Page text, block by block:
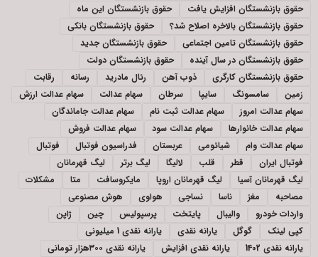
حقوق بازنشستگان افزایش یافت
حقوق بازنشستگان این ماه
حقوق بازنشستگان بالاخره اصلاح شد؟
حقوق بازنشستگان بانکی
حقوق بازنشستگان تامین اجتماعی
حقوق بازنشستگان جدید
حقوق بازنشستگان در سال آینده
حقوق بازنشستگان دولت
حقوق بازنشستگان کارگری
ذوب آهن رئال مادرید رسانه
رقابت
زمین
سامسونگ سایپا سرطان سهام عدالت
سهام عدالت ارزش
سهام عدالت امروز
سهام عدالت ثبت نام
سهام عدالت جاماندگان
سهام عدالت خانوارها
سهام عدالت سود
سهام عدالت فروش
سهام عدالت وام
شیائومی عربستان فدراسیون فوتبال
فوتبال
فوتبال ایران
قطر قلب لالیگا لیگ برتر
لیگ قهرمانان
لیگ قهرمانان آسیا
لیگ قهرمانان اروپا مایکروسافت متا
مشکلات
مصاحبه
مغز ناسا نساجی هواوی
هوش مصنوعی
واردات خودرو
والیبال پایتخت پرسپولیس چین
ژاپن
کپی لینک
گوگل یارانه نقدی
یارانه نقدی 1 میلیونی
یارانه نقدی 1402
یارانه نقدی افزایش یارانه نقدی ۳۰۰هزار تومانی